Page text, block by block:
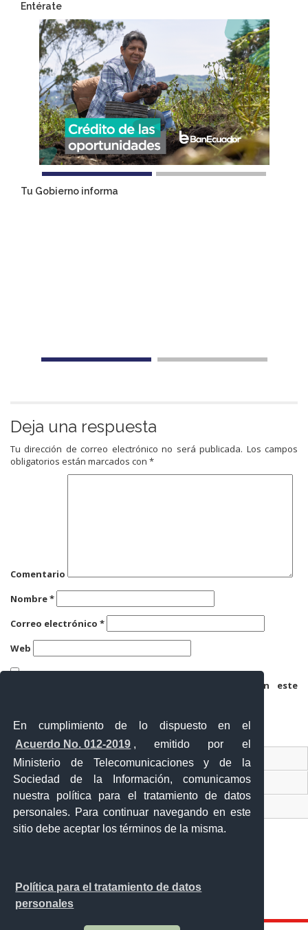
En cumplimiento de lo dispuesto en el
Acuerdo No. 012-2019 , emitido por el
Ministerio de Telecomunicaciones y de la
Sociedad de la Información, comunicamos
nuestra política para el tratamiento de datos
personales. Para continuar navegando en este
sitio debe aceptar los términos de la misma.
Política para el tratamiento de datos
personales
Entérate
Tu Gobierno informa
Deja una respuesta
Tu dirección de correo electrónico no será publicada. Los campos
obligatorios están marcados con *
Comentario
Nombre*
Correo electrónico *
Web
Guarda mi nombre, correo electrónico y web en este
Contacto Ciudadano
Ventanilla Única de Comercio Exterior
Sistema Nacional de Información (SNI)
Calle 12 de febrero y Vicente Rocafuerte
Orellana - Ecuador